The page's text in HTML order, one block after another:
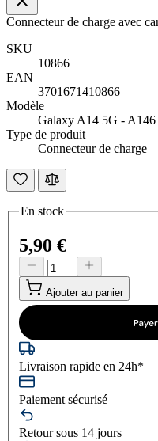
Connecteur de charge avec
SKU
10866
EAN
3701671410866
Modèle
Galaxy A14 5G - A146
Type de produit
Connecteur de charge
En stock
5,90 €
Ajouter au panier
Livraison rapide en 24h*
Paiement sécurisé
Retour sous 14 jours